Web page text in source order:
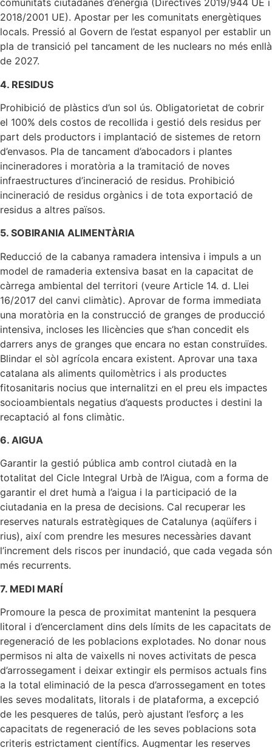
comunitats ciutadanes d’energia (Directives 2019/944 UE i
2018/2001 UE). Apostar per les comunitats energètiques
locals. Pressió al Govern de l’estat espanyol per establir un
pla de transició pel tancament de les nuclears no més enllà
de 2027.
4. RESIDUS
Prohibició de plàstics d’un sol ús. Obligatorietat de cobrir
el 100% dels costos de recollida i gestió dels residus per
part dels productors i implantació de sistemes de retorn
d’envasos. Pla de tancament d’abocadors i plantes
incineradores i moratòria a la tramitació de noves
infraestructures d’incineració de residus. Prohibició
incineració de residus orgànics i de tota exportació de
residus a altres països.
5. SOBIRANIA ALIMENTÀRIA
Reducció de la cabanya ramadera intensiva i impuls a un
model de ramaderia extensiva basat en la capacitat de
càrrega ambiental del territori (veure Article 14. d. Llei
16/2017 del canvi climàtic). Aprovar de forma immediata
una moratòria en la construcció de granges de producció
intensiva, incloses les llicències que s’han concedit els
darrers anys de granges que encara no estan construïdes.
Blindar el sòl agrícola encara existent. Aprovar una taxa
catalana als aliments quilomètrics i als productes
fitosanitaris nocius que internalitzi en el preu els impactes
socioambientals negatius d’aquests productes i destini la
recaptació al fons climàtic.
6. AIGUA
Garantir la gestió pública amb control ciutadà en la
totalitat del Cicle Integral Urbà de l’Aigua, com a forma de
garantir el dret humà a l’aigua i la participació de la
ciutadania en la presa de decisions. Cal recuperar les
reserves naturals estratègiques de Catalunya (aqüífers i
rius), així com prendre les mesures necessàries davant
l’increment dels riscos per inundació, que cada vegada són
més recurrents.
7. MEDI MARÍ
Promoure la pesca de proximitat mantenint la pesquera
litoral i d’encerclament dins dels límits de les capacitats de
regeneració de les poblacions explotades. No donar nous
permisos ni alta de vaixells ni noves activitats de pesca
d’arrossegament i deixar extingir els permisos actuals fins
a la total eliminació de la pesca d’arrossegament en totes
les seves modalitats, litorals i de plataforma, a excepció
de les pesqueres de talús, però ajustant l’esforç a les
capacitats de regeneració de les seves poblacions sota
criteris estrictament científics. Augmentar les reserves